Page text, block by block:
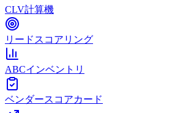
CLV計算機
リードスコアリング
ABCインベントリ
ベンダースコアカード